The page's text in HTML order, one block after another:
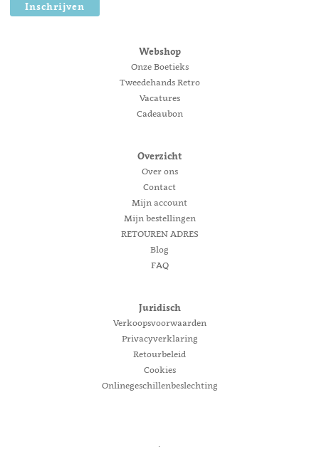
Inschrijven
Webshop
Onze Boetieks
Tweedehands Retro
Vacatures
Cadeaubon
Overzicht
Over ons
Contact
Mijn account
Mijn bestellingen
RETOUREN ADRES
Blog
FAQ
Juridisch
Verkoopsvoorwaarden
Privacyverklaring
Retourbeleid
Cookies
Onlinegeschillenbeslechting